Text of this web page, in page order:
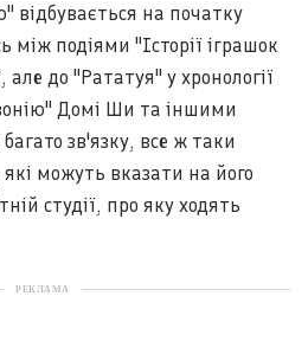
відбувається на початку
між подіями "Історії іграшок
до "Рататуя" у хронології
Домі Ши та іншими
зв'язку, все ж таки
можуть вказати на його
студії, про яку ходять
РЕКЛАМА